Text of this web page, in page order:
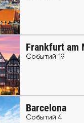
Frankfurt am
Событий 19
Barcelona
Событий 4